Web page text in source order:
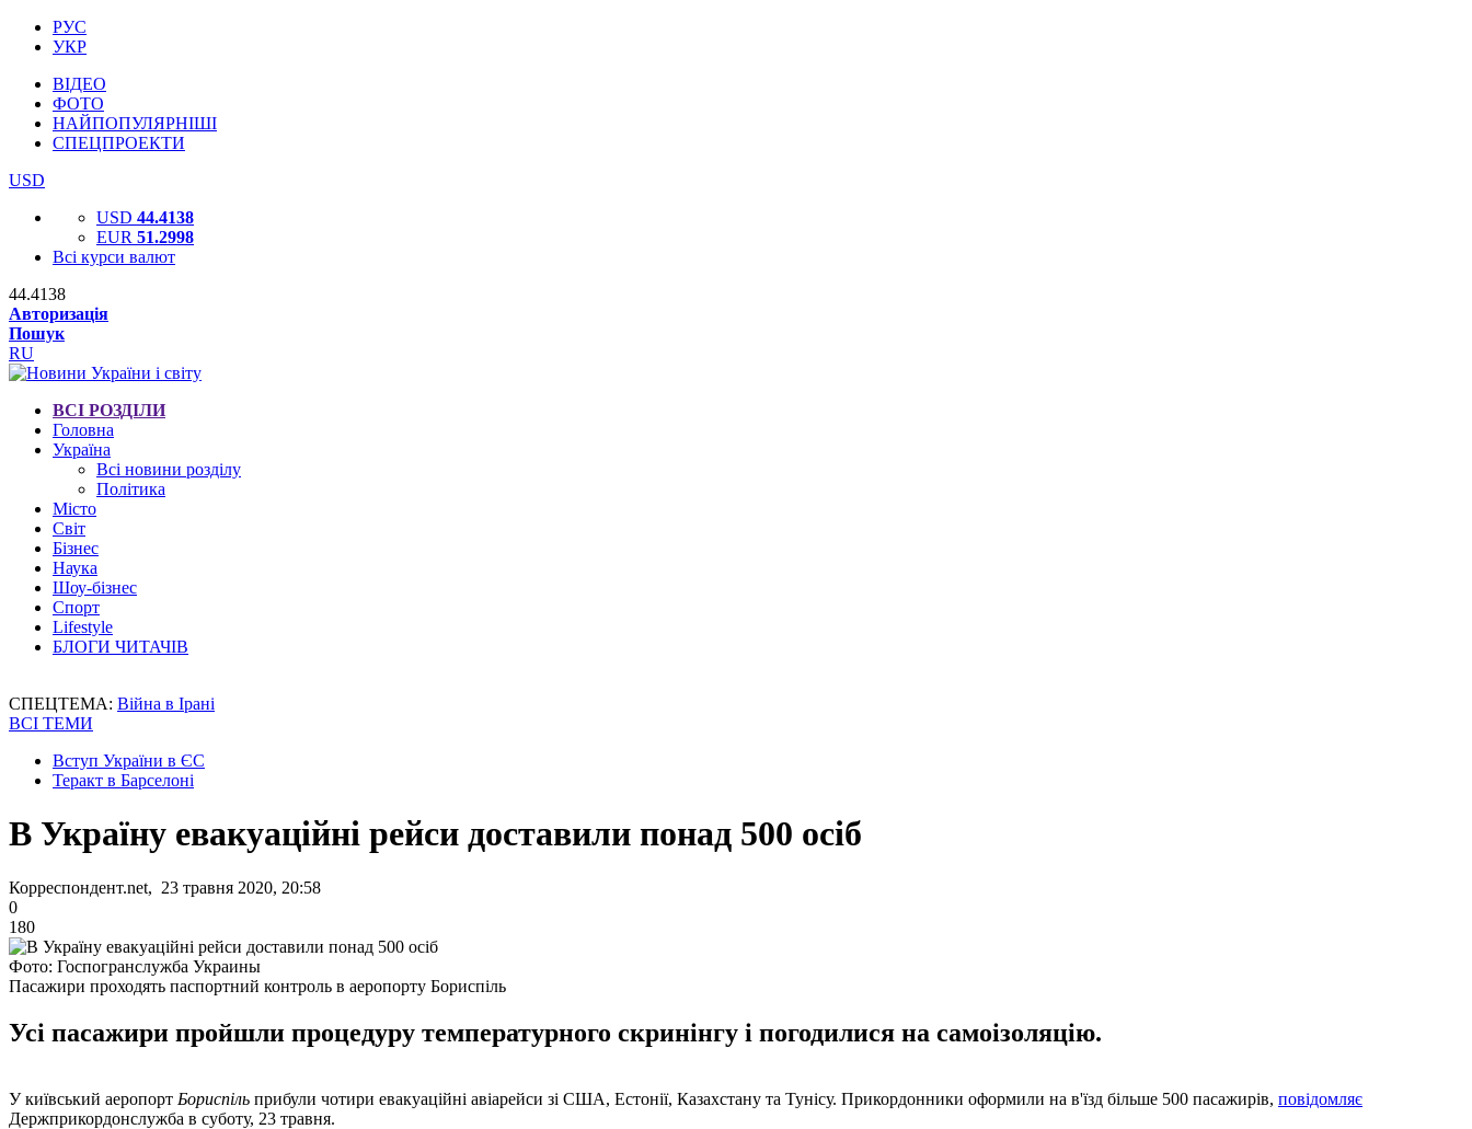
РУС
УКР
ВІДЕО
ФОТО
НАЙПОПУЛЯРНІШІ
СПЕЦПРОЕКТИ
USD
USD 44.4138
EUR 51.2998
Всі курси валют
44.4138
Авторизація
Пошук
RU
ВСІ РОЗДІЛИ
Головна
Україна
Всі новини розділу
Політика
Місто
Світ
Бізнес
Наука
Шоу-бізнес
Спорт
Lifestyle
БЛОГИ ЧИТАЧІВ
СПЕЦТЕМА: Війна в Ірані
ВСІ ТЕМИ
Вступ України в ЄС
Теракт в Барселоні
В Україну евакуаційні рейси доставили понад 500 осіб
Корреспондент.net, 23 травня 2020, 20:58
0
180
Фото: Госпогранслужба Украины
Пасажири проходять паспортний контроль в аеропорту Бориспіль
Усі пасажири пройшли процедуру температурного скринінгу і погодилися на самоізоляцію.
У київський аеропорт Бориспіль прибули чотири евакуаційні авіарейси зі США, Естонії, Казахстану та Тунісу. Прикордонники оформили на в'їзд більше 500 пасажирів, повідомляє
Держприкордонслужба в суботу, 23 травня.